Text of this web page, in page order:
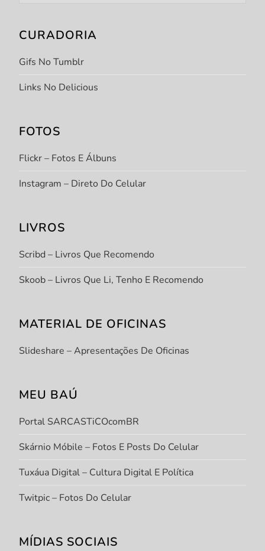
CURADORIA
Gifs No Tumblr
Links No Delicious
FOTOS
Flickr – Fotos E Álbuns
Instagram – Direto Do Celular
LIVROS
Scribd – Livros Que Recomendo
Skoob – Livros Que Li, Tenho E Recomendo
MATERIAL DE OFICINAS
Slideshare – Apresentações De Oficinas
MEU BAÚ
Portal SARCASTiCOcomBR
Skárnio Móbile – Fotos E Posts Do Celular
Tuxáua Digital – Cultura Digital E Política
Twitpic – Fotos Do Celular
MÍDIAS SOCIAIS